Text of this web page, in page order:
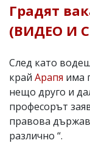
Градят
(ВИДЕО И
След като
край Арапя има
нещо друго и
професорът
правова
различно “.